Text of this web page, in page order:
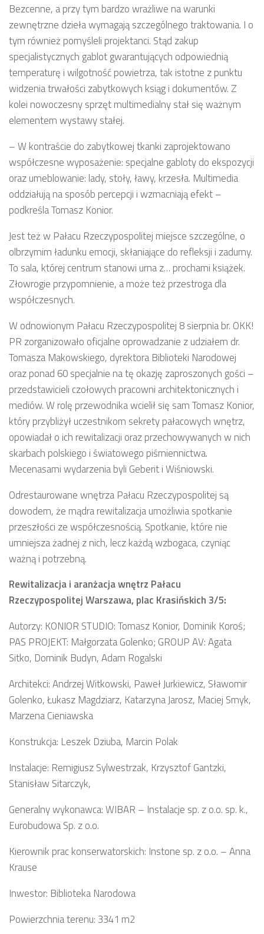
Bezcenne, a przy tym bardzo wrażliwe na warunki
zewnętrzne dzieła wymagają szczególnego traktowania. I o
tym również pomyśleli projektanci. Stąd zakup
specjalistycznych gablot gwarantujących odpowiednią
temperaturę i wilgotność powietrza, tak istotne z punktu
widzenia trwałości zabytkowych ksiąg i dokumentów. Z
kolei nowoczesny sprzęt multimedialny stał się ważnym
elementem wystawy stałej.
– W kontraście do zabytkowej tkanki zaprojektowano
współczesne wyposażenie: specjalne gabloty do ekspozycji
oraz umeblowanie: lady, stoły, ławy, krzesła. Multimedia
oddziałują na sposób percepcji i wzmacniają efekt –
podkreśla Tomasz Konior.
Jest też w Pałacu Rzeczypospolitej miejsce szczególne, o
olbrzymim ładunku emocji, skłaniające do refleksji i zadumy.
To sala, której centrum stanowi urna z… prochami książek.
Złowrogie przypomnienie, a może też przestroga dla
współczesnych.
W odnowionym Pałacu Rzeczypospolitej 8 sierpnia br. OKK!
PR zorganizowało oficjalne oprowadzanie z udziałem dr.
Tomasza Makowskiego, dyrektora Biblioteki Narodowej
oraz ponad 60 specjalnie na tę okazję zaproszonych gości –
przedstawicieli czołowych pracowni architektonicznych i
mediów. W rolę przewodnika wcielił się sam Tomasz Konior,
który przybliżył uczestnikom sekrety pałacowych wnętrz,
opowiadał o ich rewitalizacji oraz przechowywanych w nich
skarbach polskiego i światowego piśmiennictwa.
Mecenasami wydarzenia byli Geberit i Wiśniowski.
Odrestaurowane wnętrza Pałacu Rzeczypospolitej są
dowodem, że mądra rewitalizacja umożliwia spotkanie
przeszłości ze współczesnością. Spotkanie, które nie
umniejsza żadnej z nich, lecz każdą wzbogaca, czyniąc
ważną i potrzebną.
Rewitalizacja i aranżacja wnętrz Pałacu
Rzeczypospolitej Warszawa, plac Krasińskich 3/5:
Autorzy: KONIOR STUDIO: Tomasz Konior, Dominik Koroś;
PAS PROJEKT: Małgorzata Golenko; GROUP AV: Agata
Sitko, Dominik Budyn, Adam Rogalski
Architekci: Andrzej Witkowski, Paweł Jurkiewicz, Sławomir
Golenko, Łukasz Magdziarz, Katarzyna Jarosz, Maciej Smyk,
Marzena Cieniawska
Konstrukcja: Leszek Dziuba, Marcin Polak
Instalacje: Remigiusz Sylwestrzak, Krzysztof Gantzki,
Stanisław Sitarczyk,
Generalny wykonawca: WIBAR – Instalacje sp. z o.o. sp. k.,
Eurobudowa Sp. z o.o.
Kierownik prac konserwatorskich: Instone sp. z o.o. – Anna
Krause
Inwestor: Biblioteka Narodowa
Powierzchnia terenu: 3341 m2